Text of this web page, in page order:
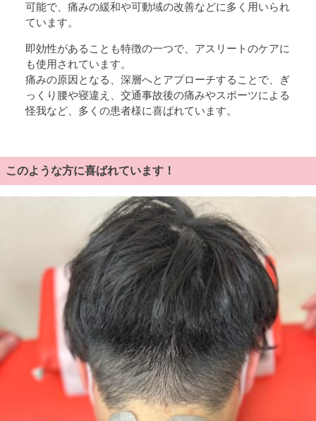
可能で、痛みの緩和や可動域の改善などに多く用いられ
ています。
即効性があることも特徴の一つで、アスリートのケアに
も使用されています。
痛みの原因となる、深層へとアプローチすることで、ぎ
っくり腰や寝違え、交通事故後の痛みやスポーツによる
怪我など、多くの患者様に喜ばれています。
このような方に喜ばれています！